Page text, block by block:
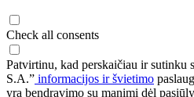
Check all consents
Patvirtinu, kad perskaičiau ir
S.A.” informacijos ir švietimo
yra bendravimo su manimi dėl